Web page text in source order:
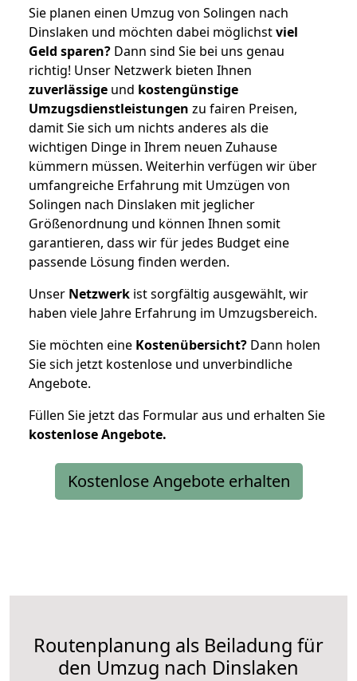
Sie planen einen Umzug von Solingen nach
Dinslaken und möchten dabei möglichstviel
Geld sparen? Dann sind Sie bei uns genau
richtig! Unser Netzwerk bieten Ihnen
zuverlässige und kostengünstige
Umzugsdienstleistungen zu fairen Preisen,
damit Sie sich um nichts anderes als die
wichtigen Dinge in Ihrem neuen Zuhause
kümmern müssen. Weiterhin verfügen wir über
umfangreiche Erfahrung mit Umzügen von
Solingen nach Dinslaken mit jeglicher
Größenordnung und können Ihnen somit
garantieren, dass wir für jedes Budget eine
passende Lösung finden werden.
Unser Netzwerk ist sorgfältig ausgewählt, wir
haben viele Jahre Erfahrung im Umzugsbereich.
Sie möchten eine Kostenübersicht? Dann holen
Sie sich jetzt kostenlose und unverbindliche
Angebote.
Füllen Sie jetzt das Formular aus und erhalten Sie
kostenloseAngebote.
Kostenlose Angebote erhalten
Routenplanung als Beiladung für
den Umzug nach Dinslaken